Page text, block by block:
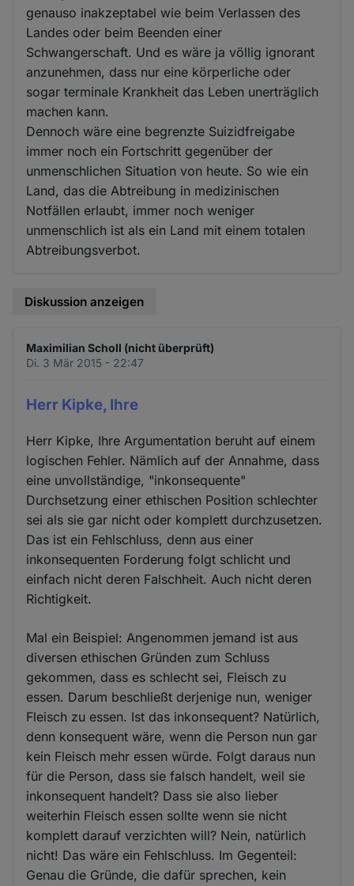
genauso inakzeptabel wie beim Verlassen des
Landes oder beim Beenden einer
Schwangerschaft. Und es wäre ja völlig ignorant
anzunehmen, dass nur eine körperliche oder
sogar terminale Krankheit das Leben unerträglich
machen kann.
Dennoch wäre eine begrenzte Suizidfreigabe
immer noch ein Fortschritt gegenüber der
unmenschlichen Situation von heute. So wie ein
Land, das die Abtreibung in medizinischen
Notfällen erlaubt, immer noch weniger
unmenschlich ist als ein Land mit einem totalen
Abtreibungsverbot.
Diskussion anzeigen
Maximilian Scholl (nicht überprüft)
Di. 3 Mär 2015 - 22:47
Herr Kipke, Ihre
Herr Kipke, Ihre Argumentation beruht auf einem
logischen Fehler. Nämlich auf der Annahme, dass
eine unvollständige, "inkonsequente"
Durchsetzung einer ethischen Position schlechter
sei als sie gar nicht oder komplett durchzusetzen.
Das ist ein Fehlschluss, denn aus einer
inkonsequenten Forderung folgt schlicht und
einfach nicht deren Falschheit. Auch nicht deren
Richtigkeit.
Mal ein Beispiel: Angenommen jemand ist aus
diversen ethischen Gründen zum Schluss
gekommen, dass es schlecht sei, Fleisch zu
essen. Darum beschließt derjenige nun, weniger
Fleisch zu essen. Ist das inkonsequent? Natürlich,
denn konsequent wäre, wenn die Person nun gar
kein Fleisch mehr essen würde. Folgt daraus nun
für die Person, dass sie falsch handelt, weil sie
inkonsequent handelt? Dass sie also lieber
weiterhin Fleisch essen sollte wenn sie nicht
komplett darauf verzichten will? Nein, natürlich
nicht! Das wäre ein Fehlschluss. Im Gegenteil:
Genau die Gründe, die dafür sprechen, kein